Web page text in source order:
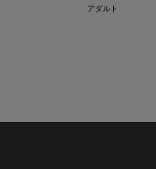
アダルト